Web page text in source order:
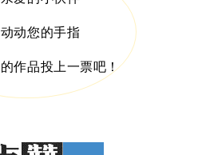
动您的手指
作品投上一票吧！